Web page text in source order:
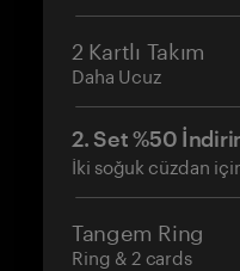
2 Kartlı Takım
Daha Ucuz
2. Set %50
İki soğuk cüzdan
Tangem Ring
Ring & 2 cards